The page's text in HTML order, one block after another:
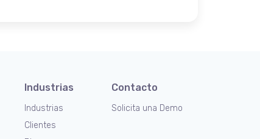
Industrias
Industrias
Clientes
Contacto
Solicita una Demo